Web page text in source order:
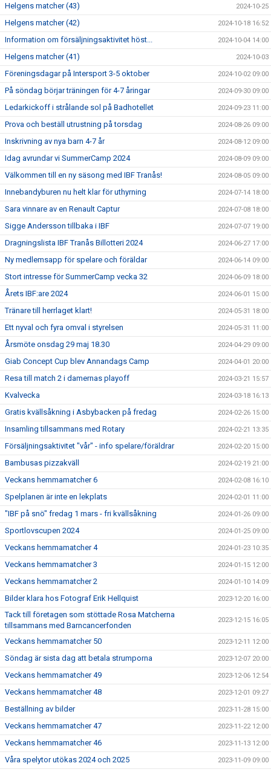
Helgens matcher (43) 2024-10-25
Helgens matcher (42) 2024-10-18 16:52
Information om försäljningsaktivitet höst... 2024-10-04 14:00
Helgens matcher (41) 2024-10-03
Föreningsdagar på Intersport 3-5 oktober 2024-10-02 09:00
På söndag börjar träningen för 4-7 åringar 2024-09-30 09:00
Ledarkickoff i strålande sol på Badhotellet 2024-09-23 11:00
Prova och beställ utrustning på torsdag 2024-08-26 09:00
Inskrivning av nya barn 4-7 år 2024-08-12 09:00
Idag avrundar vi SummerCamp 2024 2024-08-09 09:00
Välkommen till en ny säsong med IBF Tranås! 2024-08-05 09:00
Innebandyburen nu helt klar för uthyrning 2024-07-14 18:00
Sara vinnare av en Renault Captur 2024-07-08 18:00
Sigge Andersson tillbaka i IBF 2024-07-07 19:00
Dragningslista IBF Tranås Billotteri 2024 2024-06-27 17:00
Ny medlemsapp för spelare och föräldar 2024-06-14 09:00
Stort intresse för SummerCamp vecka 32 2024-06-09 18:00
Årets IBF:are 2024 2024-06-01 15:00
Tränare till herrlaget klart! 2024-05-31 18:00
Ett nyval och fyra omval i styrelsen 2024-05-31 11:00
Årsmöte onsdag 29 maj 18.30 2024-04-29 09:00
Giab Concept Cup blev Annandags Camp 2024-04-01 20:00
Resa till match 2 i damernas playoff 2024-03-21 15:57
Kvalvecka 2024-03-18 16:13
Gratis kvällsåkning i Asbybacken på fredag 2024-02-26 15:00
Insamling tillsammans med Rotary 2024-02-21 13:35
Försäljningsaktivitet "vår" - info spelare/föräldrar 2024-02-20 15:00
Bambusas pizzakväll 2024-02-19 21:00
Veckans hemmamatcher 6 2024-02-08 16:10
Spelplanen är inte en lekplats 2024-02-01 11:00
"IBF på snö" fredag 1 mars - fri kvällsåkning 2024-01-26 09:00
Sportlovscupen 2024 2024-01-25 09:00
Veckans hemmamatcher 4 2024-01-23 10:35
Veckans hemmamatcher 3 2024-01-15 12:00
Veckans hemmamatcher 2 2024-01-10 14:09
Bilder klara hos Fotograf Erik Hellquist 2023-12-20 16:00
Tack till företagen som stöttade Rosa Matcherna
tillsammans med Barncancerfonden
2023-12-15 16:05
Veckans hemmamatcher 50 2023-12-11 12:00
Söndag är sista dag att betala strumporna 2023-12-07 20:00
Veckans hemmamatcher 49 2023-12-06 12:54
Veckans hemmamatcher 48 2023-12-01 09:27
Beställning av bilder 2023-11-28 15:00
Veckans hemmamatcher 47 2023-11-22 12:00
Veckans hemmamatcher 46 2023-11-13 12:00
Våra spelytor utökas 2024 och 2025 2023-11-09 09:00